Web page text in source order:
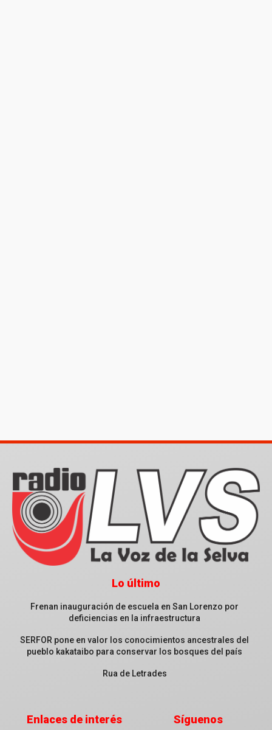
Lo último
Frenan inauguración de escuela en San Lorenzo por
deficiencias en la infraestructura
SERFOR pone en valor los conocimientos ancestrales del
pueblo kakataibo para conservar los bosques del país
Rua de Letrades
Enlaces de interés Síguenos